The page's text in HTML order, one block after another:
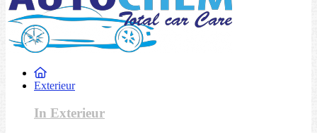
Exterieur
In Exterieur